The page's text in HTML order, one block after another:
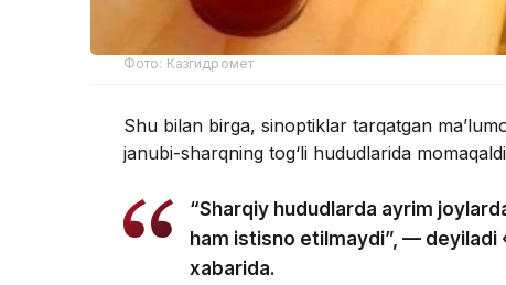
Фото: Казгидромет
Shu bilan birga, sinoptiklar tarqatgan
janubi-sharqning tog‘li hududlarida
“Sharqiy hududlarda ayrim
ham istisno etilmaydi”, —
xabarida.